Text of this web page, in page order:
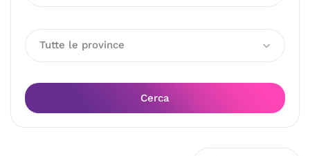
Tutte le province
Cerca